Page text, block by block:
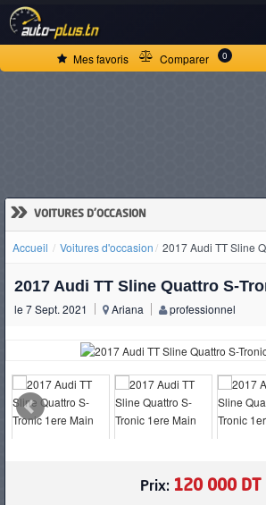
Mes favoris Comparer 0
» VOITURES D'OCCASION
Accueil Voitures d'occasion 2017 Audi TT Sline
2017 Audi TT Sline Quattro S-
le 7 Sept. 2021 Ariana professionnel
Prix: 120 000 DT
ACCUEIL
D'OCCASION
PNEUS